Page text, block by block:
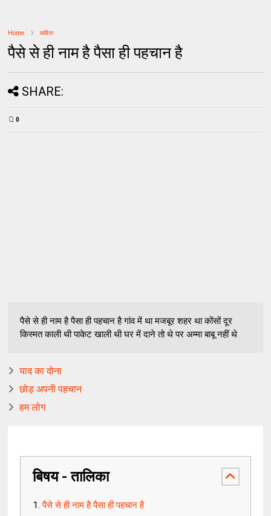
Home कविता
पैसे से ही नाम है पैसा ही पहचान है
SHARE:
0
पैसे से ही नाम है पैसा ही पहचान है गांव में था मजबूर शहर था कोंसों दूर
किस्मत काली थी पाकेट खाली थी घर में दाने तो थे पर अम्मा बाबू नहीं थे
याद का दोना
छोड़ अपनी पहचान
हम लोग
बिषय - तालिका
पैसे से ही नाम है पैसा ही पहचान है